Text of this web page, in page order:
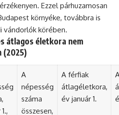
Ezzel párhuzamosan
környéke, továbbra is
vándorlók körében.
átlagos életkora nem
(2025)
A
népesség
száma
összesen,
A férfiak
átlagéletkora,
év január 1.